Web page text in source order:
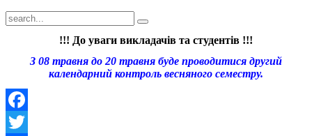
!!! До уваги викладачів та студентів !!!
З 08 травня до 20 травня буде проводитися другий
календарний контроль весняного семестру.
Facebook